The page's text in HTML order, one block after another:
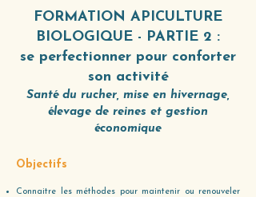
FORMATION APICULTURE
BIOLOGIQUE - PARTIE 2 :
se perfectionner pour conforter
son activité
Santé du rucher, mise en hivernage,
élevage de reines et gestion
économique
Objectifs
Connaitre les méthodes pour maintenir ou renouveler